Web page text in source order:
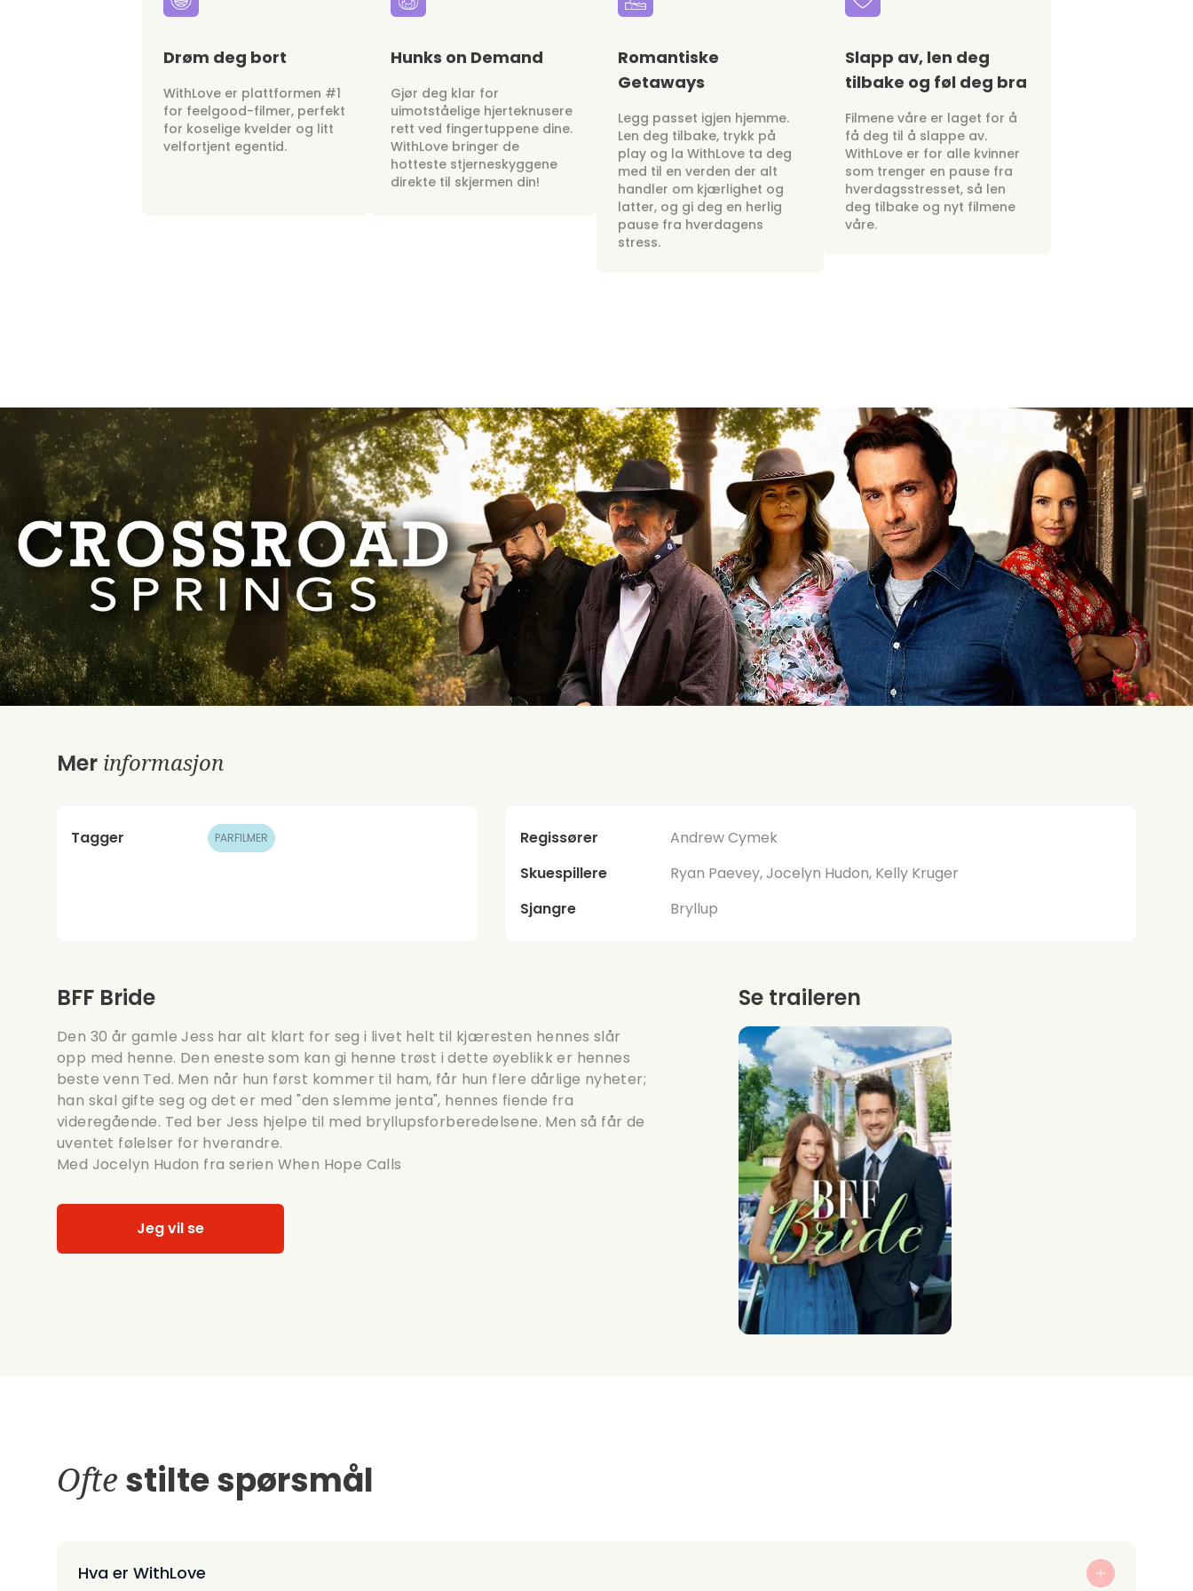
Drøm deg bort
WithLove er plattformen #1
for feelgood-filmer, perfekt
for koselige kvelder og litt
velfortjent egentid.
Hunks on Demand
Gjør deg klar for
uimotståelige hjerteknusere
rett ved fingertuppene dine.
WithLove bringer de
hotteste stjerneskyggene
direkte til skjermen din!
Romantiske
Getaways
Legg passet igjen hjemme.
Len deg tilbake, trykk på
play og la WithLove ta deg
med til en verden der alt
handler om kjærlighet og
latter, og gi deg en herlig
pause fra hverdagens
stress.
Slapp av, len deg
tilbake og føl deg bra
Filmene våre er laget for å
få deg til å slappe av.
WithLove er for alle kvinner
som trenger en pause fra
hverdagsstresset, så len
deg tilbake og nyt filmene
våre.
Mer informasjon
Tagger PARFILMER Regissører
Andrew Cymek
Skuespillere
Ryan Paevey, Jocelyn Hudon, Kelly Kruger
Sjangre
Bryllup
BFF Bride
Den 30 år gamle Jess har alt klart for seg i livet helt til kjæresten hennes slår
opp med henne. Den eneste som kan gi henne trøst i dette øyeblikk er hennes
beste venn Ted. Men når hun først kommer til ham, får hun flere dårlige nyheter;
han skal gifte seg og det er med "den slemme jenta", hennes fiende fra
videregående. Ted ber Jess hjelpe til med bryllupsforberedelsene. Men så får de
uventet følelser for hverandre.
Med Jocelyn Hudon fra serien When Hope Calls
Jeg vil se
Se traileren
Ofte stilte spørsmål
Hva er WithLove